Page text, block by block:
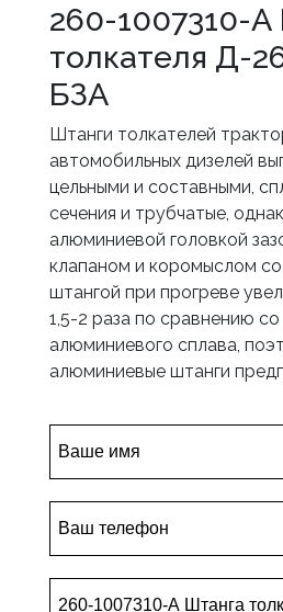
260-1007310-
толкателя Д-
БЗА
Штанги толкателей
автомобильных дизелей
цельными и составными,
сечения и трубчатые,
алюминиевой головкой
клапаном и коромыслом со
штангой при прогреве
1,5-2 раза по сравнению
алюминиевого сплава,
алюминиевые штанги